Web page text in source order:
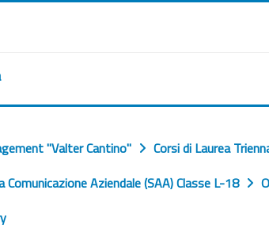
"Valter Cantino"
Corsi di Laurea
Aziendale (SAA) Classe L-18